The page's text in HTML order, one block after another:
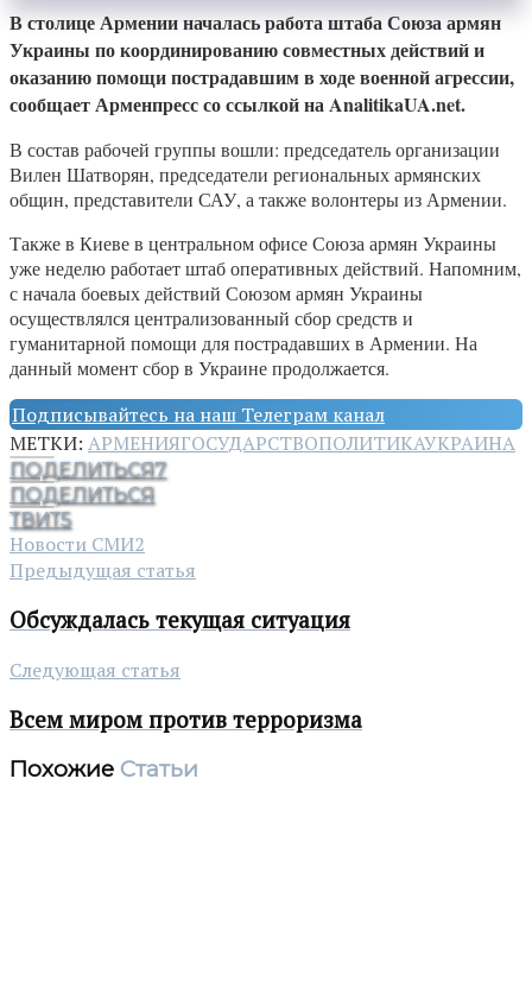
В столице Армении началась работа штаба Союза армян
Украины по координированию совместных действий и
оказанию помощи пострадавшим в ходе военной агрессии,
сообщает Арменпресс со ссылкой на AnalitikaUA.net.
В состав рабочей группы вошли: председатель организации
Вилен Шатворян, председатели региональных армянских
общин, представители САУ, а также волонтеры из Армении.
Также в Киеве в центральном офисе Союза армян Украины
уже неделю работает штаб оперативных действий. Напомним,
с начала боевых действий Союзом армян Украины
осуществлялся централизованный сбор средств и
гуманитарной помощи для пострадавших в Армении. На
данный момент сбор в Украине продолжается.
Подписывайтесь на наш Телеграм канал
МЕТКИ: АРМЕНИЯГОСУДАРСТВОПОЛИТИКАУКРАИНА
ПОДЕЛИТЬСЯ7
ПОДЕЛИТЬСЯ
ТВИТ5
Новости СМИ2
Предыдущая статья
Обсуждалась текущая ситуация
Следующая статья
Всем миром против терроризма
Похожие Статьи